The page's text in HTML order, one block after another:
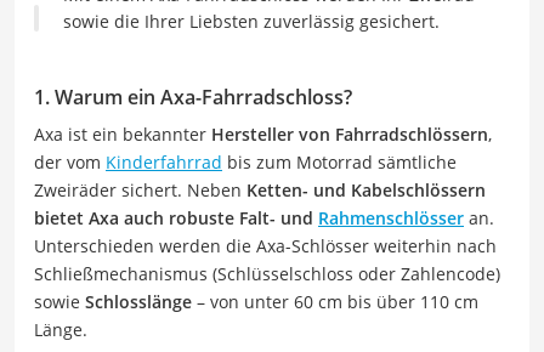
sowie die Ihrer Liebsten zuverlässig gesichert.
1. Warum ein Axa-Fahrradschloss?
Axa ist ein bekannter Hersteller von Fahrradschlössern,
der vom Kinderfahrrad bis zum Motorrad sämtliche
Zweiräder sichert. Neben Ketten- und Kabelschlössern
bietet Axa auch robuste Falt- und Rahmenschlösser an.
Unterschieden werden die Axa-Schlösser weiterhin nach
Schließmechanismus (Schlüsselschloss oder Zahlencode)
sowie Schlosslänge – von unter 60 cm bis über 110 cm
Länge.